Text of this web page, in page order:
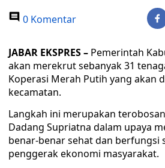
0 Komentar
JABAR EKSPRES – Pemerintah
akan merekrut sebanyak 31
Koperasi Merah Putih yang akan
kecamatan.
Langkah ini merupakan
Dadang Supriatna dalam upaya
benar-benar sehat dan berfungsi
penggerak ekonomi masyarakat.